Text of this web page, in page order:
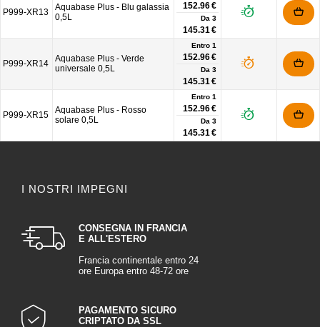
P999-XR13
Aquabase Plus - Blu galassia
0,5L
152.96 €
Da 3
145.31 €
P999-XR14
Aquabase Plus - Verde
universale 0,5L
Entro 1
152.96 €
Da 3
145.31 €
P999-XR15
Aquabase Plus - Rosso
solare 0,5L
Entro 1
152.96 €
Da 3
145.31 €
I NOSTRI IMPEGNI
CONSEGNA IN FRANCIA
E ALL'ESTERO
Francia continentale entro 24
ore Europa entro 48-72 ore
PAGAMENTO SICURO
CRIPTATO DA SSL